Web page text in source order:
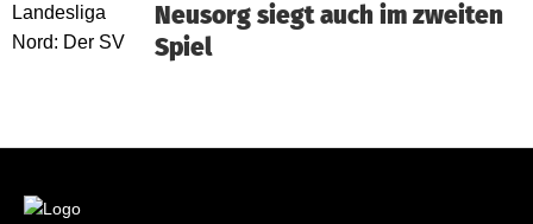
Neusorg siegt auch im zweiten
Spiel